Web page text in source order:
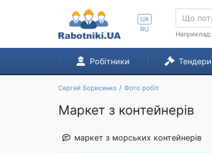
UA
RU
Наприклад:
Робітники Тендери
Сергей Борисенко Фото робіт
Маркет з контейнерів
маркет з морських контейнерів